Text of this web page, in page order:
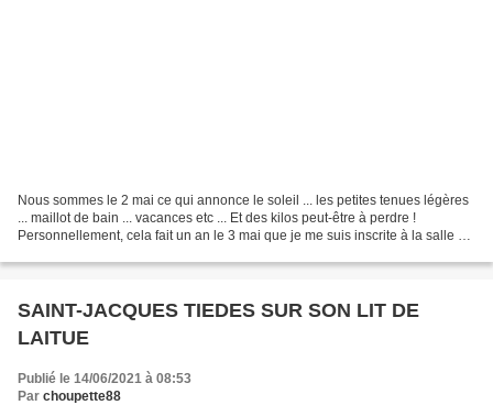
Nous sommes le 2 mai ce qui annonce le soleil ... les petites tenues légères
... maillot de bain ... vacances etc ... Et des kilos peut-être à perdre !
Personnellement, cela fait un an le 3 mai que je me suis inscrite à la salle de
SAINT-JACQUES TIEDES SUR SON LIT DE
LAITUE
Publié le 14/06/2021 à 08:53
Par choupette88